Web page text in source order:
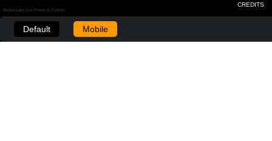
CREDITS
Realizzato con Plone & Python
Default Mobile